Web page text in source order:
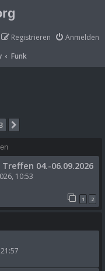
Anmelden
Registrieren
Funk
04.-06.09.2026
10:53
1 2